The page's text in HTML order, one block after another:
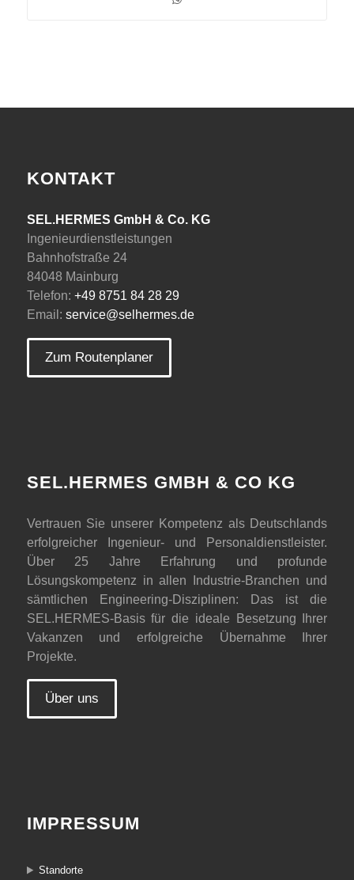
KONTAKT
SEL.HERMES GmbH & Co. KG
Ingenieurdienstleistungen
Bahnhofstraße 24
84048 Mainburg
Telefon: +49 8751 84 28 29
Email: service@selhermes.de
Zum Routenplaner
SEL.HERMES GMBH & CO KG
Vertrauen Sie unserer Kompetenz als Deutschlands
erfolgreicher Ingenieur- und Personaldienstleister.
Über 25 Jahre Erfahrung und profunde
Lösungskompetenz in allen Industrie-Branchen und
sämtlichen Engineering-Disziplinen: Das ist die
SEL.HERMES-Basis für die ideale Besetzung Ihrer
Vakanzen und erfolgreiche Übernahme Ihrer
Projekte.
Über uns
IMPRESSUM
Standorte